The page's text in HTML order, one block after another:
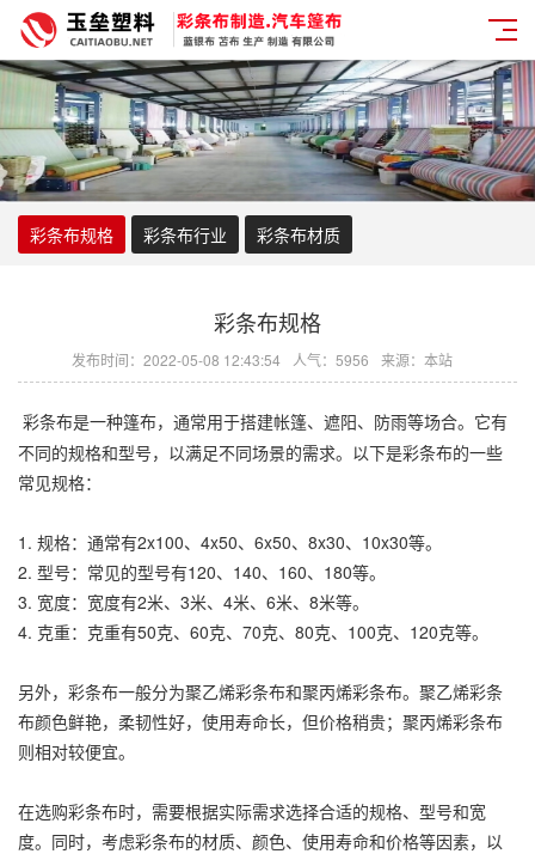
彩条布规格 彩条布行业 彩条布材质
彩条布规格
发布时间：2022-05-08 12:43:54 人气：5956 来源：本站
彩条布是一种篷布，通常用于搭建帐篷、遮阳、防雨等场合。它有
不同的规格和型号，以满足不同场景的需求。以下是彩条布的一些
常见规格：
1. 规格：通常有2x100、4x50、6x50、8x30、10x30等。
2. 型号：常见的型号有120、140、160、180等。
3. 宽度：宽度有2米、3米、4米、6米、8米等。
4. 克重：克重有50克、60克、70克、80克、100克、120克等。
另外， 彩条布一般分为聚乙烯彩条布和聚丙烯彩条布。 聚乙烯彩条
布颜色鲜艳，柔韧性好，使用寿命长，但价格稍贵；聚丙烯彩条布
则相对较便宜。
在选购彩条布时，需要根据实际需求选择合适的规格、型号和宽
度。同时，考虑彩条布的材质、颜色、使用寿命和价格等因素，以